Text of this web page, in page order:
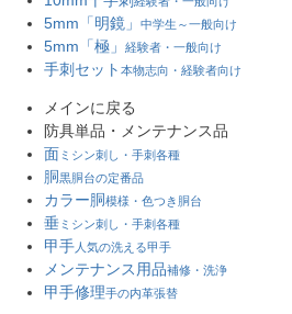
5mm「明鏡」 中学生～一般向け
5mm「極」 経験者・一般向け
手刺セット 本物志向・経験者向け
メインに戻る
防具単品・メンテナンス品
面 ミシン刺し・手刺各種
胴黒胴台の定番品
カラー胴模様・色つき胴台
垂 ミシン刺し・手刺各種
甲手 人気の洗える甲手
メンテナンス用品補修・洗浄
甲手修理手の内革張替